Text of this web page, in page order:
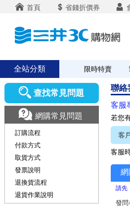
首頁 省錢折價券
全站分類 限時特賣
聯絡
客服
若您
客
客服
網
請先
發問
查找常見問題
網購常見問題
訂購流程
付款方式
取貨方式
發票說明
退換貨流程
退貨作業說明